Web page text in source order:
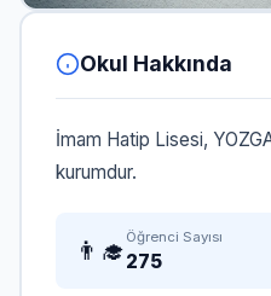
Okul Hakkında
İmam Hatip Lisesi,
kurumdur.
👨‍🎓 Öğrenci Sayısı
275